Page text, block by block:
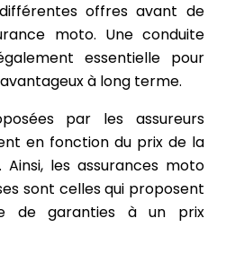
offres avant de
moto. Une conduite
essentielle pour
à long terme.
par les assureurs
en fonction du prix de la
Ainsi, les assurances moto
sont celles qui proposent
de garanties à un prix